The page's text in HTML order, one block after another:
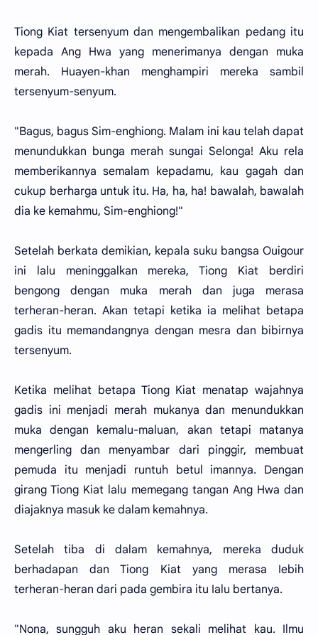
Tiong Kiat tersenyum dan mengembalikan pedang itu
kepada Ang Hwa yang menerimanya dengan muka
merah. Huayen-khan menghampiri mereka sambil
tersenyum-senyum.
"Bagus, bagus Sim-enghiong. Malam ini kau telah dapat
menundukkan bunga merah sungai Selonga! Aku rela
memberikannya semalam kepadamu, kau gagah dan
cukup berharga untuk itu. Ha, ha, ha! bawalah, bawalah
dia ke kemahmu, Sim-enghiong!"
Setelah berkata demikian, kepala suku bangsa Ouigour
ini lalu meninggalkan mereka, Tiong Kiat berdiri
bengong dengan muka merah dan juga merasa
terheran-heran. Akan tetapi ketika ia melihat betapa
gadis itu memandangnya dengan mesra dan bibirnya
tersenyum.
Ketika melihat betapa Tiong Kiat menatap wajahnya
gadis ini menjadi merah mukanya dan menundukkan
muka dengan kemalu-maluan, akan tetapi matanya
mengerling dan menyambar dari pinggir, membuat
pemuda itu menjadi runtuh betul imannya. Dengan
girang Tiong Kiat lalu memegang tangan Ang Hwa dan
diajaknya masuk ke dalam kemahnya.
Setelah tiba di dalam kemahnya, mereka duduk
berhadapan dan Tiong Kiat yang merasa Iebih
terheran-heran dari pada gembira itu Ialu bertanya.
"Nona, sungguh aku heran sekali melihat kau. Ilmu